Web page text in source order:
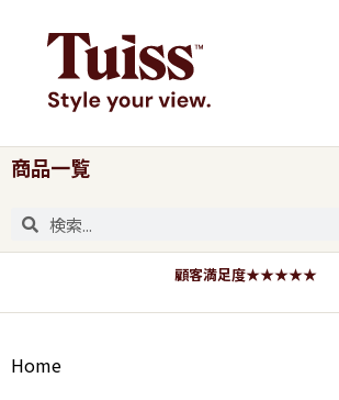
商品一覧
顧客満足度★★★★★
Home